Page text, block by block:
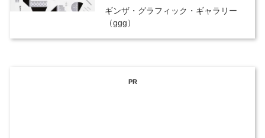
ギンザ・グラフィック・ギャラリー
（ggg）
PR